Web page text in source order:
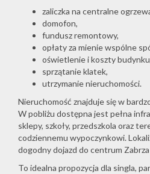
zaliczka na centralne
domofon,
fundusz remontowy,
opłaty za mienie wspólne
oświetlenie i koszty
sprzątanie klatek,
utrzymanie nieruchomości.
Nieruchomość znajduje się w
W pobliżu dostępna jest pełna
sklepy, szkoły, przedszkola oraz
codziennemu wypoczynkowi.
dogodny dojazd do centrum
To idealna propozycja dla singla,